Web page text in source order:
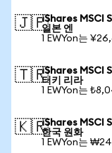
🇯🇵iShares MSCI
일본 엔
1 EWYon는
🇹🇷iShares MSCI
터키 리라
1 EWYon는
🇰🇷iShares MSCI
한국 원화
1 EWYon는